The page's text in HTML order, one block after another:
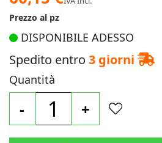
speciale
Prezzo al pz
DISPONIBILE ADESSO
Spedito entro 3 giorni
Quantità
- +